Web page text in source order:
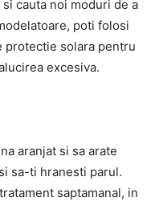
cauta noi moduri de a
poti folosi
protectie solara pentru
excesiva.
aranjat si sa arate
sa-ti hranesti parul.
saptamanal, in